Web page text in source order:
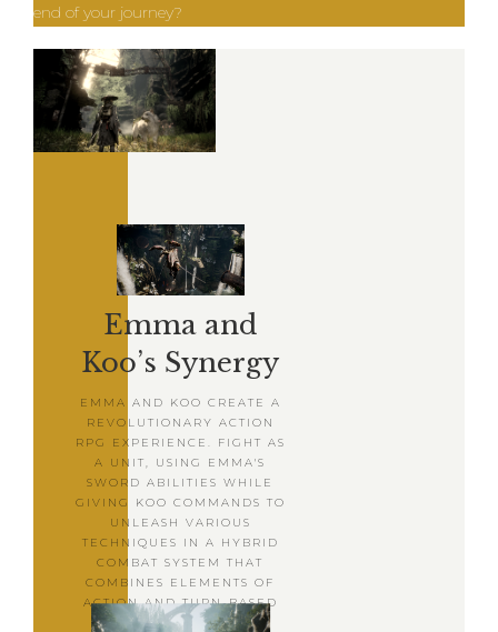
end of your journey?
Emma and
Koo’s Synergy
EMMA AND KOO CREATE A
REVOLUTIONARY ACTION
RPG EXPERIENCE. FIGHT AS
A UNIT, USING EMMA'S
SWORD ABILITIES WHILE
GIVING KOO COMMANDS TO
UNLEASH VARIOUS
TECHNIQUES IN A HYBRID
COMBAT SYSTEM THAT
COMBINES ELEMENTS OF
ACTION AND TURN-BASED
RPGS.